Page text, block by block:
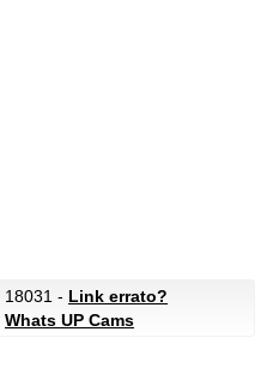
18031 - Link errato?
Whats UP Cams